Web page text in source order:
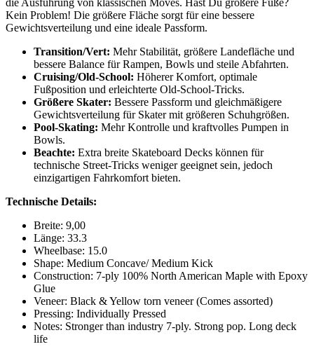
die Ausführung von klassischen Moves. Hast Du größere Füße?
Kein Problem! Die größere Fläche sorgt für eine bessere
Gewichtsverteilung und eine ideale Passform.
Transition/Vert: Mehr Stabilität, größere Landefläche und
bessere Balance für Rampen, Bowls und steile Abfahrten.
Cruising/Old-School: Höherer Komfort, optimale
Fußposition und erleichterte Old-School-Tricks.
Größere Skater: Bessere Passform und gleichmäßigere
Gewichtsverteilung für Skater mit größeren Schuhgrößen.
Pool-Skating: Mehr Kontrolle und kraftvolles Pumpen in
Bowls.
Beachte: Extra breite Skateboard Decks können für
technische Street-Tricks weniger geeignet sein, jedoch
einzigartigen Fahrkomfort bieten.
Technische Details:
Breite: 9,00
Länge: 33.3
Wheelbase: 15.0
Shape: Medium Concave/ Medium Kick
Construction: 7-ply 100% North American Maple with Epoxy
Glue
Veneer: Black & Yellow torn veneer (Comes assorted)
Pressing: Individually Pressed
Notes: Stronger than industry 7-ply. Strong pop. Long deck
life